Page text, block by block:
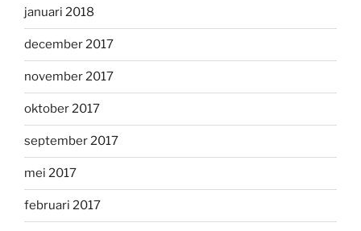
januari 2018
december 2017
november 2017
oktober 2017
september 2017
mei 2017
februari 2017